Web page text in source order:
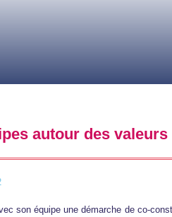
autour des valeurs
son équipe une démarche de co-